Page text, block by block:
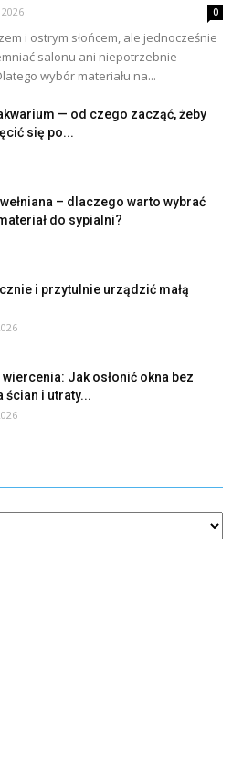
0
i ostrym słońcem, ale jednocześnie
salonu ani niepotrzebnie
wybór materiału na...
— od czego zacząć, żeby
się po...
– dlaczego warto wybrać
do sypialni?
i przytulnie urządzić małą
wiercenia: Jak osłonić okna bez
ścian i utraty...